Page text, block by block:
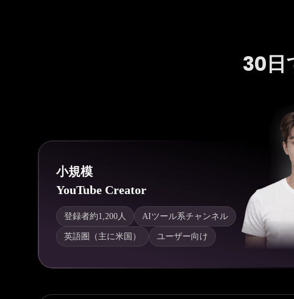
30日
小規模
YouTube Creator
登録者約1,200人 AIツール系チャンネル
英語圏（主に米国） ユーザー向け